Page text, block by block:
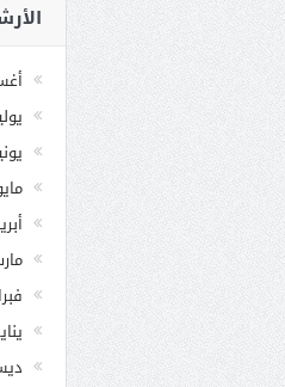
يوليو
يونيو
مايو
أبريل
مارس
يناير